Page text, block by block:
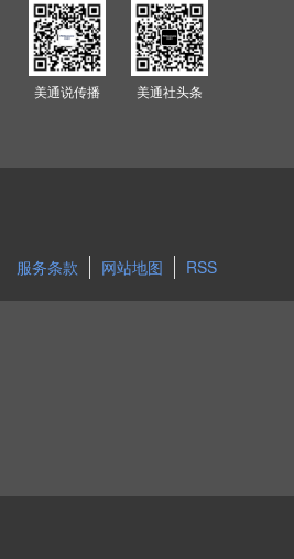
美通说传播 美通社头条
服务条款 网站地图 RSS